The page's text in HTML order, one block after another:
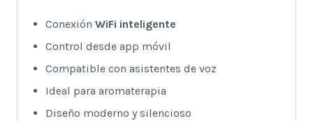
Conexión WiFi inteligente
Control desde app móvil
Compatible con asistentes de voz
Ideal para aromaterapia
Diseño moderno y silencioso